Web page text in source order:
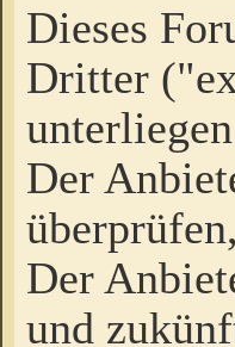
Dieses
Dritter
Der
Der
und